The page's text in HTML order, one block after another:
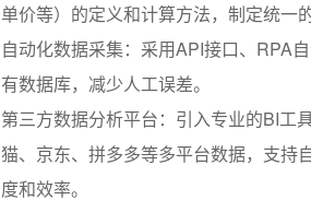
单价等）的定义和计算方法，制定统一
自动化数据采集：采用API接口、RPA
有数据库，减少人工误差。
第三方数据分析平台：引入专业的BI工
猫、京东、拼多多等多平台数据，支持
度和效率。